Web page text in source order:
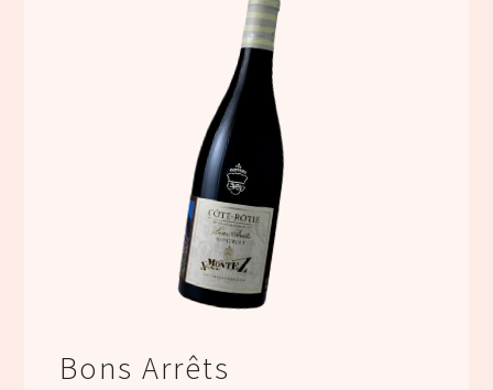
Bons Arrêts